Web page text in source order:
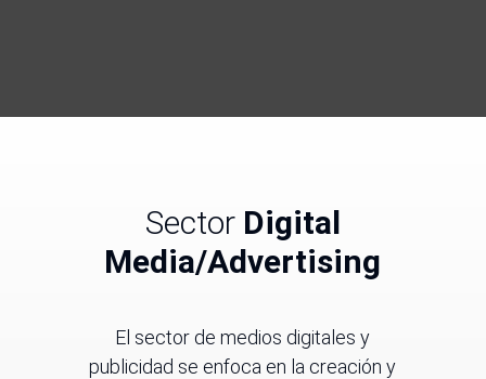
SectorDigital
Media/Advertising
El sector de medios digitales y
publicidad se enfoca en la creación y